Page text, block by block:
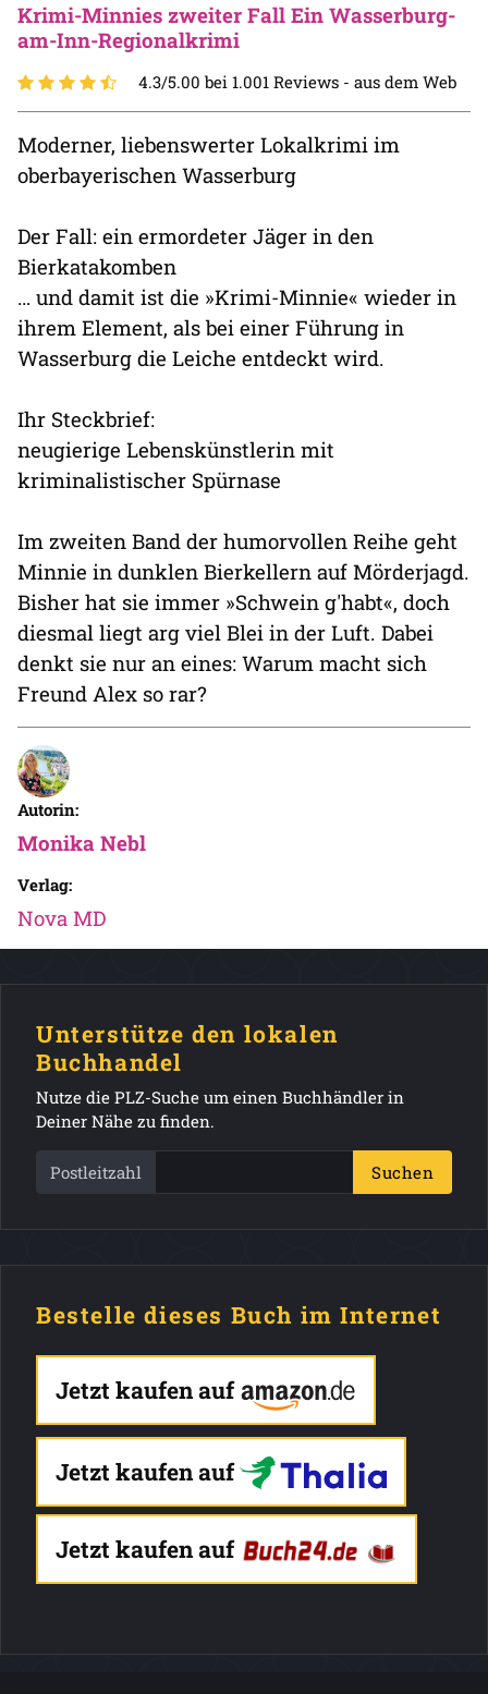
Krimi-Minnies zweiter Fall Ein Wasserburg-
am-Inn-Regionalkrimi
4.3/5.00 bei 1.001 Reviews - aus dem Web
Moderner, liebenswerter Lokalkrimi im
oberbayerischen Wasserburg
Der Fall: ein ermordeter Jäger in den
Bierkatakomben
… und damit ist die »Krimi-Minnie« wieder in
ihrem Element, als bei einer Führung in
Wasserburg die Leiche entdeckt wird.
Ihr Steckbrief:
neugierige Lebenskünstlerin mit
kriminalistischer Spürnase
Im zweiten Band der humorvollen Reihe geht
Minnie in dunklen Bierkellern auf Mörderjagd.
Bisher hat sie immer »Schwein g'habt«, doch
diesmal liegt arg viel Blei in der Luft. Dabei
denkt sie nur an eines: Warum macht sich
Freund Alex so rar?
Autorin:
Monika Nebl
Verlag:
Nova MD
Unterstütze den lokalen
Buchhandel
Nutze die PLZ-Suche um einen Buchhändler in
Deiner Nähe zu finden.
Postleitzahl Suchen
Bestelle dieses Buch im Internet
Jetzt kaufen auf
Jetzt kaufen auf
Jetzt kaufen auf